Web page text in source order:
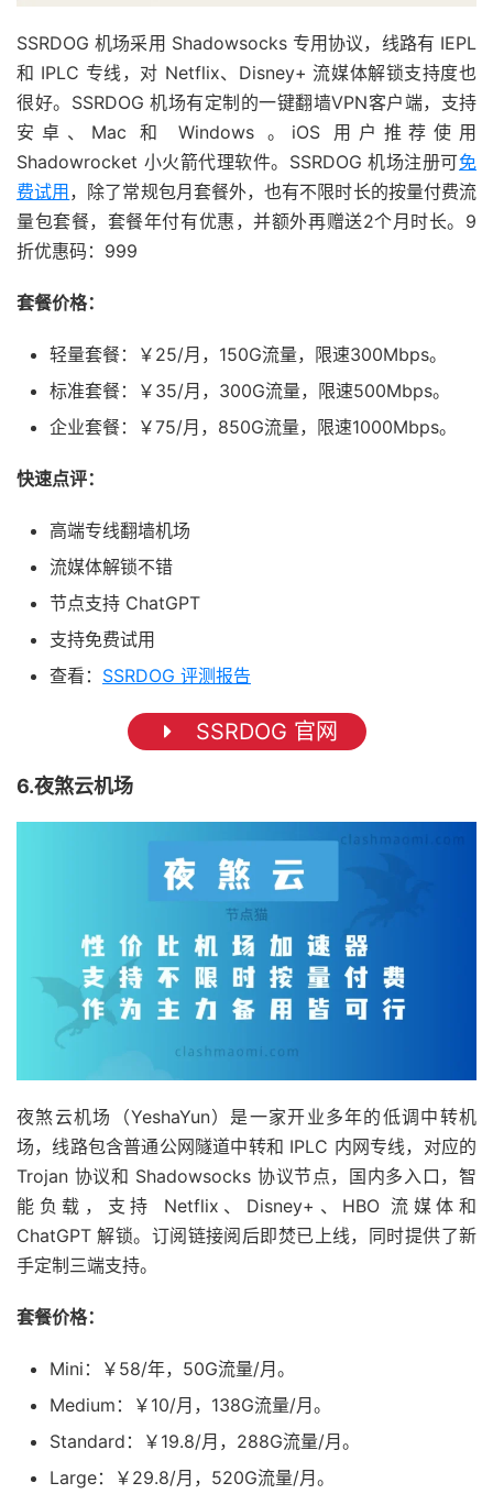
SSRDOG 机场采用 Shadowsocks 专用协议，线路有 IEPL
和 IPLC 专线，对 Netflix、Disney+ 流媒体解锁支持度也
很好。SSRDOG 机场有定制的一键翻墙VPN客户端，支持
安卓、Mac 和 Windows 。iOS 用户推荐使用
Shadowrocket 小火箭代理软件。SSRDOG 机场注册可免
费试用，除了常规包月套餐外，也有不限时长的按量付费流
量包套餐，套餐年付有优惠，并额外再赠送2个月时长。9
折优惠码：999
套餐价格：
轻量套餐：￥25/月，150G流量，限速300Mbps。
标准套餐：￥35/月，300G流量，限速500Mbps。
企业套餐：￥75/月，850G流量，限速1000Mbps。
快速点评：
高端专线翻墙机场
流媒体解锁不错
节点支持 ChatGPT
支持免费试用
查看： SSRDOG 评测报告
SSRDOG 官网
6.夜煞云机场
夜煞云机场（YeshaYun）是一家开业多年的低调中转机
场，线路包含普通公网隧道中转和 IPLC 内网专线，对应的
Trojan 协议和 Shadowsocks 协议节点，国内多入口，智
能负载，支持 Netflix、Disney+、HBO 流媒体和
ChatGPT 解锁。订阅链接阅后即焚已上线，同时提供了新
手定制三端支持。
套餐价格：
Mini：￥58/年，50G流量/月。
Medium：￥10/月，138G流量/月。
Standard：￥19.8/月，288G流量/月。
Large：￥29.8/月，520G流量/月。